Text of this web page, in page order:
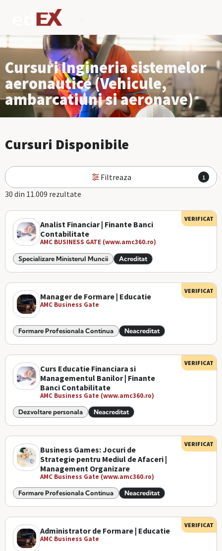
Cursuri Ingineria sistemelor
aeronautice (Vehicule,
ambarcatiuni si aeronave)
Cursuri Disponibile
Filtreaza 1
30 din 11.009 rezultate
Analist Financiar | Finante Banci
Contabilitate
AMC BUSINESS GATE (www.amc360.ro)
Specializare Ministerul Muncii Acreditat
VERIFICAT
Manager de Formare | Educatie
AMC Business Gate
Formare Profesionala Continua Neacreditat
VERIFICAT
Curs Educatie Financiara si
Managementul Banilor | Finante
Banci Contabilitate
AMC Business Gate (www.amc360.ro)
Dezvoltare personala Neacreditat
VERIFICAT
Business Games: Jocuri de
Strategie pentru Mediul de Afaceri |
Management Organizare
AMC Business Gate (www.amc360.ro)
Formare Profesionala Continua Neacreditat
VERIFICAT
Administrator de Formare | Educatie
AMC Business Gate
VERIFICAT